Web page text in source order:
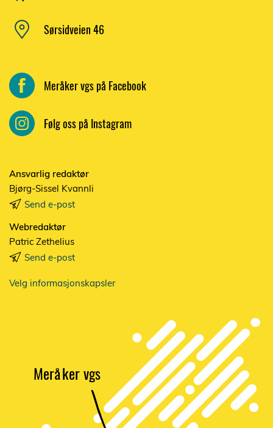
Sørsidveien 46
Meråker vgs på Facebook
Følg oss på Instagram
Ansvarlig redaktør
Bjørg-Sissel Kvannli
Send e-post
Webredaktør
Patric Zethelius
Send e-post
Velg informasjonskapsler
Meråker vgs